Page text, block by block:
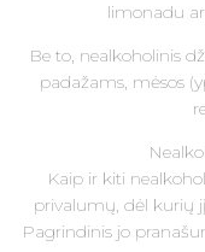
limonadu
Be to, nealkoholinis
padažams, mėsos
Kaip ir kiti
privalumų, dėl kurių
Pagrindinis jo